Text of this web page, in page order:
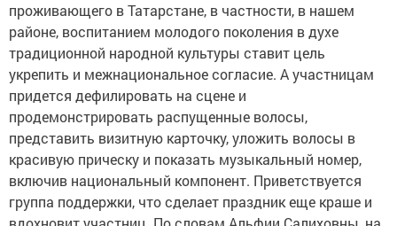
проживающего в Татарстане, в частности, в нашем
районе, воспитанием молодого поколения в духе
традиционной народной культуры ставит цель
укрепить и межнациональное согласие. А участницам
придется дефилировать на сцене и
продемонстрировать распущенные волосы,
представить визитную карточку, уложить волосы в
красивую прическу и показать музыкальный номер,
включив национальный компонент. Приветствуется
группа поддержки, что сделает праздник еще краше и